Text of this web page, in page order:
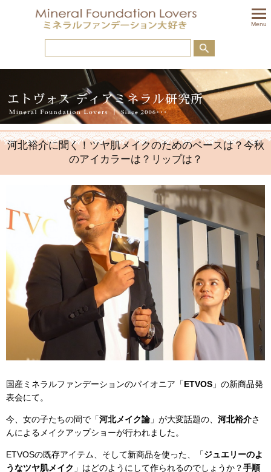
Menu
河北裕介に聞く！ツヤ肌メイクのためのベースは？今秋
のアイカラーは？リップは？
国産ミネラルファンデーションのパイオニア「ETVOS 」の新商品発
表会にて。
今、女の子たちの間で「河北メイク論 」が大変話題の、 河北裕介さ
んによるメイクアップショーが行われました。
ETVOSの既存アイテム、そして新商品を使った、「ジュエリーのよ
うなツヤ肌メイク 」はどのようにして作られるのでしょうか？手順